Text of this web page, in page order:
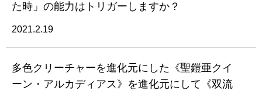
た時」の能力はトリガーしますか？
2021.2.19
多色クリーチャーを進化元にした《聖鎧亜クイ
ーン・アルカディアス》を進化元にして《双流